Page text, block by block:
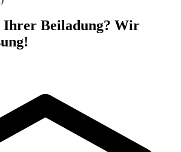
Ihrer Beiladung? Wir